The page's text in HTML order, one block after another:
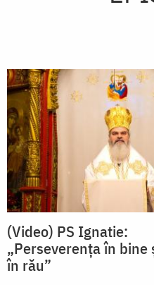
(Video) PS Ignatie:
„Perseverența în bine
în rău”